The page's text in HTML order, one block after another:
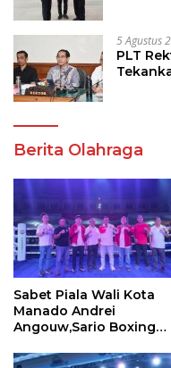
5 Agustus
PLT
Berita Olahraga
Sabet Piala Wali Kota
Manado Andrei
Angouw,Sario Boxing
Perbati 2026